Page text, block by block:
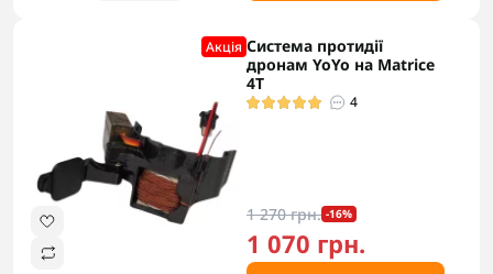
Акцiя Система протидії
дронам YoYo на Matrice
4T
4
1 270 грн. -16%
1 070 грн.